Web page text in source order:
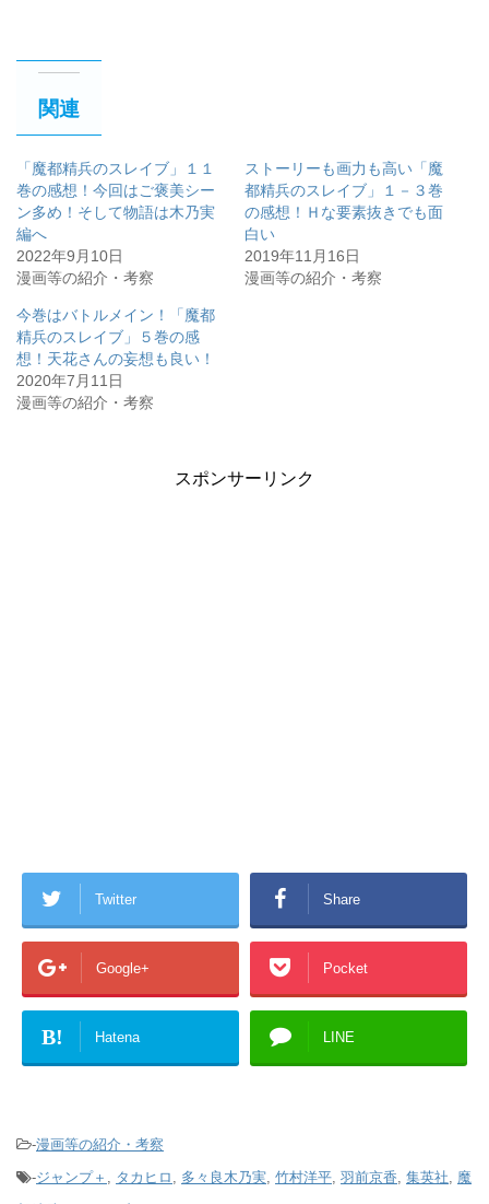
関連
「魔都精兵のスレイブ」１１
巻の感想！今回はご褒美シー
ン多め！そして物語は木乃実
編へ
2022年9月10日
漫画等の紹介・考察
ストーリーも画力も高い「魔
都精兵のスレイブ」１－３巻
の感想！Ｈな要素抜きでも面
白い
2019年11月16日
漫画等の紹介・考察
今巻はバトルメイン！「魔都
精兵のスレイブ」５巻の感
想！天花さんの妄想も良い！
2020年7月11日
漫画等の紹介・考察
スポンサーリンク
Twitter Share
Google+ Pocket
B! Hatena LINE
-漫画等の紹介・考察
-ジャンプ＋ , タカヒロ , 多々良木乃実, 竹村洋平, 羽前京香, 集英社, 魔